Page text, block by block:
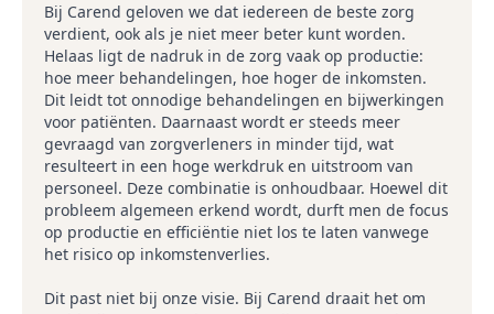
Bij Carend geloven we dat iedereen de beste zorg
verdient, ook als je niet meer beter kunt worden.
Helaas ligt de nadruk in de zorg vaak op productie:
hoe meer behandelingen, hoe hoger de inkomsten.
Dit leidt tot onnodige behandelingen en bijwerkingen
voor patiënten. Daarnaast wordt er steeds meer
gevraagd van zorgverleners in minder tijd, wat
resulteert in een hoge werkdruk en uitstroom van
personeel. Deze combinatie is onhoudbaar. Hoewel dit
probleem algemeen erkend wordt, durft men de focus
op productie en efficiëntie niet los te laten vanwege
het risico op inkomstenverlies.
Dit past niet bij onze visie. Bij Carend draait het om